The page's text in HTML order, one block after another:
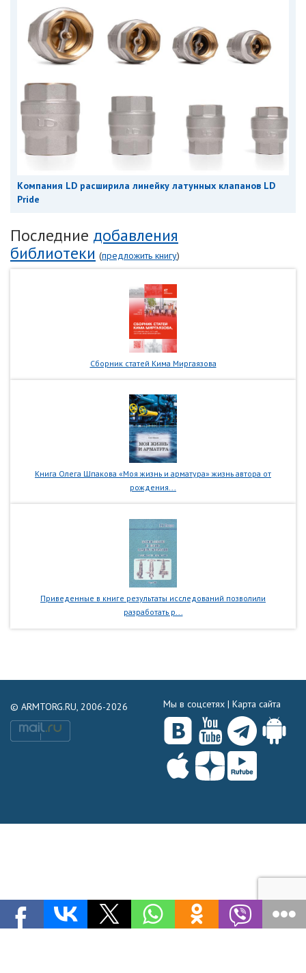
Компания LD расширила линейку латунных клапанов LD
Pride
Последние добавления
библиотеки (предложить книгу)
Сборник статей Кима Миргаязова
Книга Олега Шпакова «Моя жизнь и арматура» жизнь автора от
рождения...
Приведенные в книге результаты исследований позволили
разработать р...
© ARMTORG.RU, 2006-2026 Мы в соцсетях | Карта сайта